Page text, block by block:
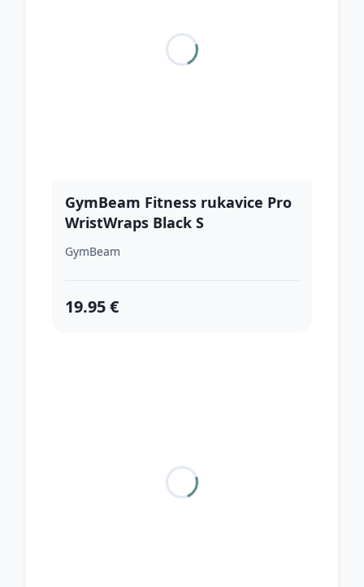
GymBeam Fitness rukavice Pro
WristWraps Black S
GymBeam
19.95 €